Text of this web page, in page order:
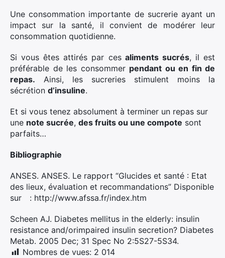
Une consommation importante de sucrerie ayant un
impact sur la santé, il convient de modérer leur
consommation quotidienne.
Si vous êtes attirés par cesaliments sucrés, il est
préférable de les consommer pendant ou en fin de
repas. Ainsi, les sucreries stimulent moins la
sécrétion d’insuline.
Et si vous tenez absolument à terminer un repas sur
une note sucrée, des fruits ou une compote sont
parfaits…
Bibliographie
ANSES. ANSES. Le rapport “Glucides et santé : Etat
des lieux, évaluation et recommandations” Disponible
sur : http://www.afssa.fr/index.htm
Scheen AJ. Diabetes mellitus in the elderly: insulin
resistance and/orimpaired insulin secretion? Diabetes
Metab. 2005 Dec; 31 Spec No 2:5S27-5S34.
Nombres de vues: 2 014